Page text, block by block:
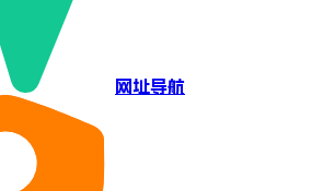
网址导航